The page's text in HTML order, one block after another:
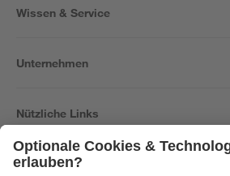
Wissen & Service
Unternehmen
Nützliche Links